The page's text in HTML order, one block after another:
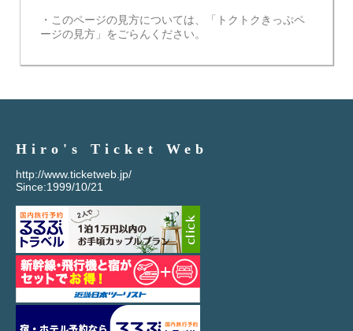
・このページの見方については、「トクトクきっぷペ
ージの見方」をごらんください。
Hiro's Ticket Web
http://www.ticketweb.jp/
Since:1999/10/21